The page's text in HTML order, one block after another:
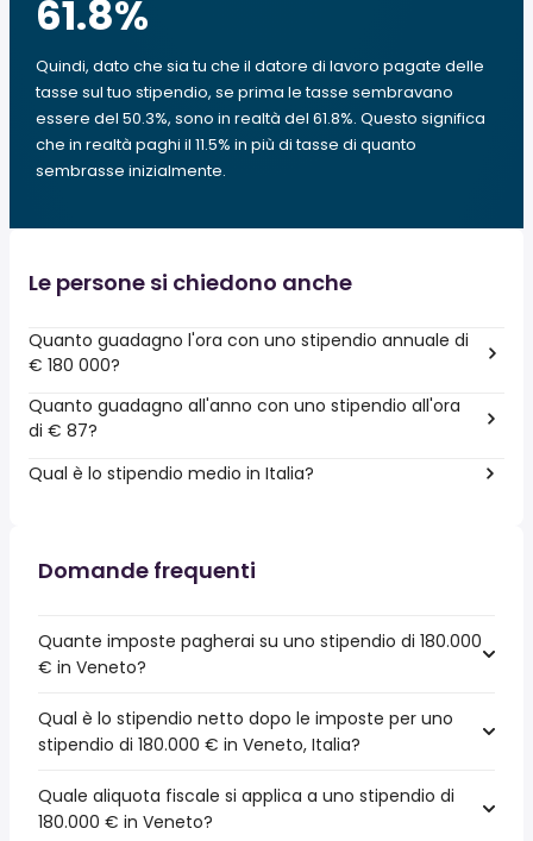
61.8%
Quindi, dato che sia tu che il datore di lavoro pagate delle
tasse sul tuo stipendio, se prima le tasse sembravano
essere del 50.3%, sono in realtà del 61.8%. Questo significa
che in realtà paghi il 11.5% in più di tasse di quanto
sembrasse inizialmente.
Le persone si chiedono anche
Quanto guadagno l'ora con uno stipendio annuale di
€ 180 000?
Quanto guadagno all'anno con uno stipendio all'ora
di € 87?
Qual è lo stipendio medio in Italia?
Domande frequenti
Quante imposte pagherai su uno stipendio di 180.000
€ in Veneto?
Qual è lo stipendio netto dopo le imposte per uno
stipendio di 180.000 € in Veneto, Italia?
Quale aliquota fiscale si applica a uno stipendio di
180.000 € in Veneto?